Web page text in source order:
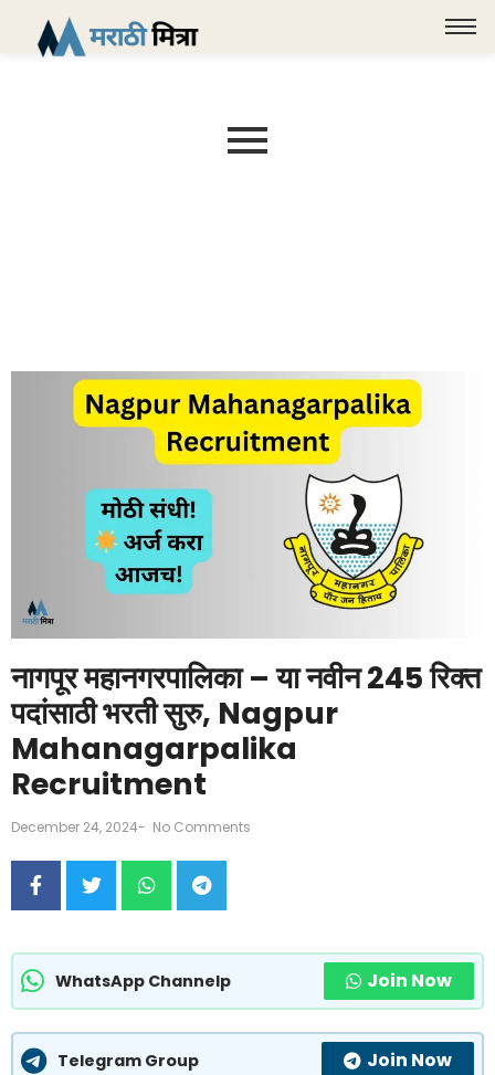
नागपूर महानगरपालिका – या नवीन 245 रिक्त
पदांसाठी भरती सुरु, Nagpur
Mahanagarpalika
Recruitment
December 24, 2024- No Comments
WhatsApp Channelp Join Now
Telegram Group Join Now